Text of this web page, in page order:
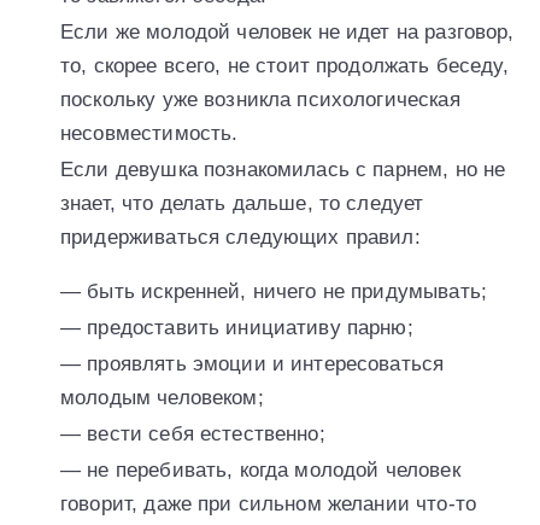
Если же молодой человек не идет на разговор,
то, скорее всего, не стоит продолжать беседу,
поскольку уже возникла психологическая
несовместимость.
Если девушка познакомилась с парнем, но не
знает, что делать дальше, то следует
придерживаться следующих правил:
— быть искренней, ничего не придумывать;
— предоставить инициативу парню;
— проявлять эмоции и интересоваться
молодым человеком;
— вести себя естественно;
— не перебивать, когда молодой человек
говорит, даже при сильном желании что-то